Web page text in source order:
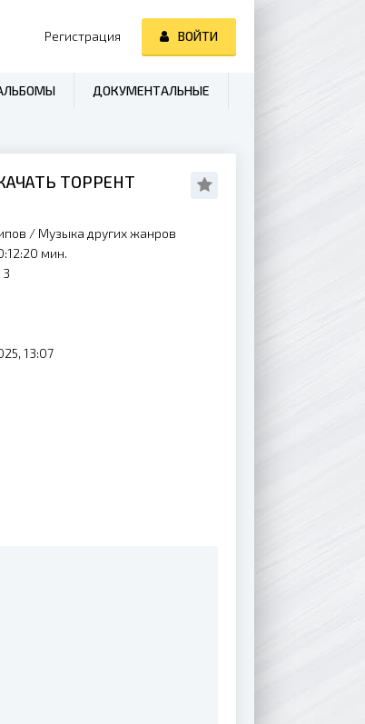
ТОРРЕНТ
/ Музыка других жанров
мин.
13:07
Регистрация ВОЙТИ
ДОКУМЕНТАЛЬНЫЕ